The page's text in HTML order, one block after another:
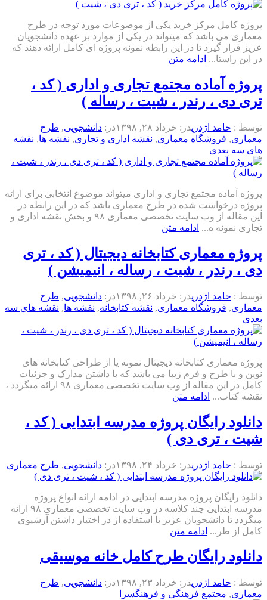
پروژه کامل مرکز خرید یکی از موضوعات مورد توجه در طرح
معماری می باشد که میتواند در یکی از موارد بر عهده دانشجویان
عزیز قرار گیرد تا در این رابطه نمونه پروژه ای کامل ارائه دهند که
در این راستا... ادامه متن
پروژه آماده مجتمع تجاری و اداری ( کد ،
تری دی ، رندر ، شیت ، رساله )
توسط : حامد اژدریدر: خرداد ۲۸, ۱۳۹۸ در: دانشجویی, طرح
معماری, فروشگاه معماری, نقشه اداری و تجاری, نقشه ها, نقشه
های سه بعدی
پروژه آماده مجتمع تجاری و اداری میتواند موضوع انتخابی برای ارائه
پروژه درخواست شده در طرح معماری باشد که در این رابطه در
این مقاله از وب سایت تخصصی معماری ۹۸ و بخش نقشه اداری و
تجاری نمونه ه... ادامه متن
پروژه معماری کتابخانه دیجیتال ( کد ، تری
دی ، رندر ، شیت ، رساله ، انیمیشن )
توسط : حامد اژدریدر: خرداد ۲۶, ۱۳۹۸ در: دانشجویی, طرح
معماری, فروشگاه معماری, نقشه کتابخانه, نقشه ها, نقشه های سه
بعدی
پروژه معماری کتابخانه دیجیتال نمونه یا از طراحی کتابخانه های
نوین و با طرح و فرم زیبا می باشد که با داشتن مدارک و جزئیات
کامل در این مقاله از وب سایت تخصصی معماری ۹۸ ارائه میگردد ،
نقشه کتاب... ادامه متن
دانلود رایگان پروژه مدرسه ابتدایی ( کد ،
شیت ، تری دی )
توسط : حامد اژدریدر: خرداد ۲۴, ۱۳۹۸ در: دانشجویی, طرح معماری
دانلود رایگان پروژه مدرسه ابتدایی در ادامه ارائه انواع پروژه
مدرسه ابتدایی چند کلاسه در وب سایت تخصصی معماری ۹۸ ارائه
میگردد تا دانشجویان عزیز با استفاده از در اختیار داشتن آرشیوی
کامل از طر... ادامه متن
دانلود رایگان طرح کامل خانه موسیقی
توسط : حامد اژدریدر: خرداد ۲۳, ۱۳۹۸ در: دانشجویی, طرح
معماری, مجتمع فرهنگی و فرهنگسرا